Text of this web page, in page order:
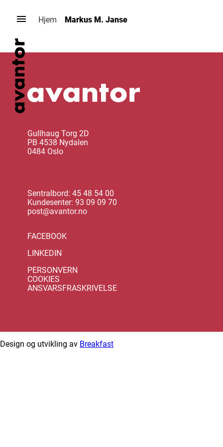
innhold
Hjem Markus M. Janse
Gullhaug Torg 2D
PB 4538 Nydalen
0484 Oslo
Sentralbord: 45 48 54 00
Kundesenter: 93 09 09 70
post@avantor.no
FACEBOOK
LINKEDIN
PERSONVERN
COOKIES
ANSVARSFRASKRIVELSE
Design og utvikling av Breakfast